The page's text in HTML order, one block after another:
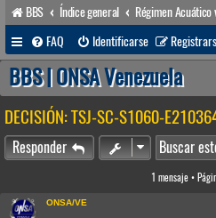
BBS Índice general
FAQ
Identificarse
BBS | ONSA Venezuela
DECISIÓN: TSJ-SC-S1060-
Responder
1 mensaje •
ONSA/VE